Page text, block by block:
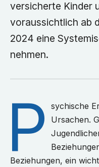
versicherte Kinder
voraussichtlich ab
2024 eine
nehmen.
P
sychische
Ursachen.
Beziehungen, ein